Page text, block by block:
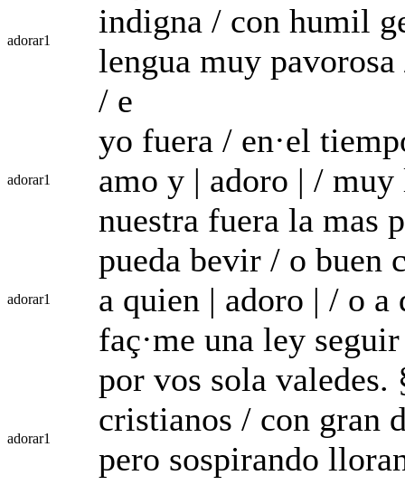
adorar1
indigna / con humil
lengua muy
/ e
adorar1
yo fuera / en·el
amo y | adoro | /
nuestra fuera la mas
adorar1
pueda bevir / o buen
a quien | adoro | / o
faç·me una ley seguir
adorar1
por vos sola valedes.
cristianos / con gran
pero sospirando